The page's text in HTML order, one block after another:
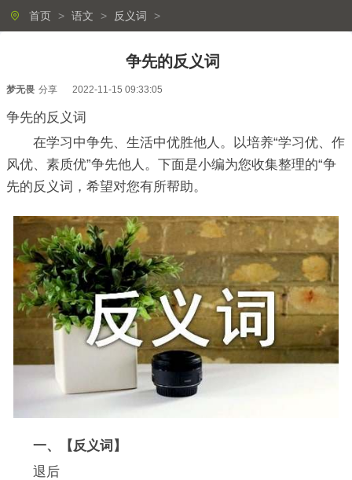
首页 > 语文 > 反义词 >
争先的反义词
梦无畏 分享 2022-11-15 09:33:05
争先的反义词
在学习中争先、生活中优胜他人。以培养“学习优、作
风优、素质优”争先他人。下面是小编为您收集整理的“争
先的反义词，希望对您有所帮助。
一、【反义词】
退后